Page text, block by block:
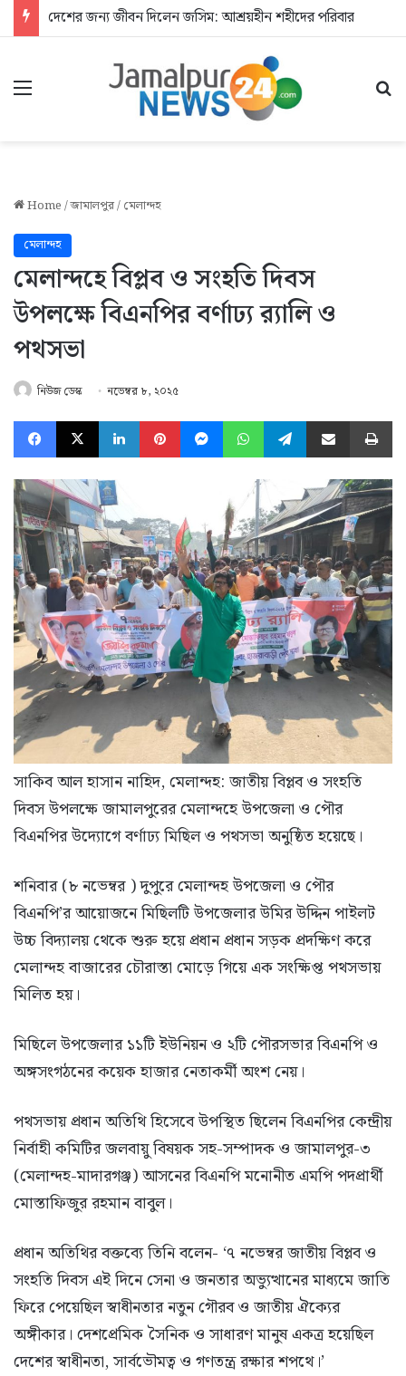
দেশের জন্য জীবন দিলেন জসিম: আশ্রয়হীন শহীদের পরিবার
Menu
Home/জামালপুর/মেলান্দহ
মেলান্দহ
মেলান্দহে বিপ্লব ও সংহতি দিবস
উপলক্ষে বিএনপির বর্ণাঢ্য র‍্যালি ও
পথসভা
নিউজ ডেস্ক নভেম্বর ৮, ২০২৫
Facebook
X LinkedInPinterestMessengerWhatsAppTelegramShare via Email
সাকিব আল হাসান নাহিদ, মেলান্দহ: জাতীয় বিপ্লব ও সংহতি
দিবস উপলক্ষে জামালপুরের মেলান্দহে উপজেলা ও পৌর
বিএনপির উদ্যোগে বর্ণাঢ্য মিছিল ও পথসভা অনুষ্ঠিত হয়েছে।
শনিবার (৮ নভেম্বর ) দুপুরে মেলান্দহ উপজেলা ও পৌর
বিএনপি’র আয়োজনে মিছিলটি উপজেলার উমির উদ্দিন পাইলট
উচ্চ বিদ্যালয় থেকে শুরু হয়ে প্রধান প্রধান সড়ক প্রদক্ষিণ করে
মেলান্দহ বাজারের চৌরাস্তা মোড়ে গিয়ে এক সংক্ষিপ্ত পথসভায়
মিলিত হয়।
মিছিলে উপজেলার ১১টি ইউনিয়ন ও ২টি পৌরসভার বিএনপি ও
অঙ্গসংগঠনের কয়েক হাজার নেতাকর্মী অংশ নেয়।
পথসভায় প্রধান অতিথি হিসেবে উপস্থিত ছিলেন বিএনপির কেন্দ্রীয়
নির্বাহী কমিটির জলবায়ু বিষয়ক সহ-সম্পাদক ও জামালপুর-৩
(মেলান্দহ-মাদারগঞ্জ) আসনের বিএনপি মনোনীত এমপি পদপ্রার্থী
মোস্তাফিজুর রহমান বাবুল।
প্রধান অতিথির বক্তব্যে তিনি বলেন- ‘৭ নভেম্বর জাতীয় বিপ্লব ও
সংহতি দিবস এই দিনে সেনা ও জনতার অভ্যুত্থানের মাধ্যমে জাতি
ফিরে পেয়েছিল স্বাধীনতার নতুন গৌরব ও জাতীয় ঐক্যের
অঙ্গীকার। দেশপ্রেমিক সৈনিক ও সাধারণ মানুষ একত্র হয়েছিল
দেশের স্বাধীনতা, সার্বভৌমত্ব ও গণতন্ত্র রক্ষার শপথে।’